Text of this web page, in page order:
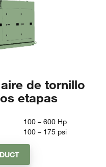
de tornillo
etapas
100 – 600 Hp
100 – 175 psi